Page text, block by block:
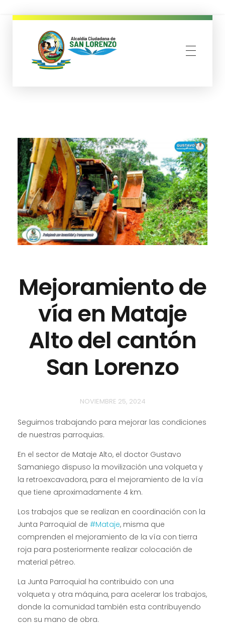
Mejoramiento de
vía en Mataje
Alto del cantón
San Lorenzo
NOVIEMBRE 25, 2024
Seguimos trabajando para mejorar las condiciones
de nuestras parroquias.
En el sector de Mataje Alto, el doctor Gustavo
Samaniego dispuso la movilización una volqueta y
la retroexcavadora, para el mejoramiento de la vía
que tiene aproximadamente 4 km.
Los trabajos que se realizan en coordinación con la
Junta Parroquial de #Mataje, misma que
comprenden el mejoramiento de la vía con tierra
roja para posteriormente realizar colocación de
material pétreo.
La Junta Parroquial ha contribuido con una
volqueta y otra máquina, para acelerar los trabajos,
donde la comunidad también esta contribuyendo
con su mano de obra.